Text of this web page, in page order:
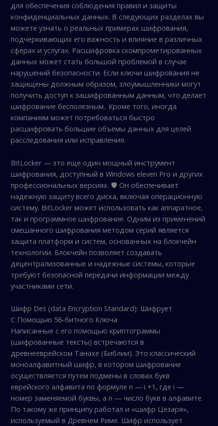
для обеспечения соблюдения правил и защиты
конфиденциальных данных. В следующих разделах вы
можете узнать о реальных примерах шифрования,
подчеркивающих его важность и влияние в различных
сферах и услугах. Расшифровка скомпрометированных
данных может стать большой проблемой в случае
нарушений безопасности. Если ключи шифрования не
защищены должным образом, злоумышленники могут
получить доступ к зашифрованным данным, что делает
шифрование бесполезным.. Кроме того, иногда
компаниям может потребоваться быстро
расшифровать большие объемы данных для целей
расследования или исправления.
BitLocker — это еще один мощный инструмент
шифрования, доступный в Windows eleven Pro и других
профессиональных версиях. 🛡️ Он обеспечивает
надежную защиту всего диска, включая операционную
систему. BitLocker может использовать как аппаратное,
так и программное шифрование. Одним из применений
смешанного шифрования методом серий является
защита платформ и систем, основанных на блокчейн
технологии. Блокчейн позволяет создавать
децентрализованные и надежные системы, которые
требуют безопасной передачи информации между
участниками сети.
Шифр Des (data Encryption Standard): Шифрует
С Помощью 56-битного Ключа
Написанные с его помощью криптограммы
(шифрованные тексты) встречаются в
древнееврейском Танахе (Библии). Это классический
моноалфавитный шифр, в котором шифрование
осуществляется путем подмены в словах букв
еврейского алфавита по формуле n — i +1, где i —
номер заменяемой буквы, а n — число букв в алфавите.
По такому же принципу работал и «шифр Цезаря»,
используемый в Древнем Риме. Шифр использует